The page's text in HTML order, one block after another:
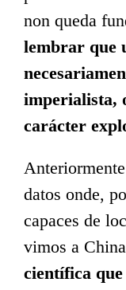
non queda
lembrar que
imperialista,
carácter
datos onde,
capaces de
vimos a
científica